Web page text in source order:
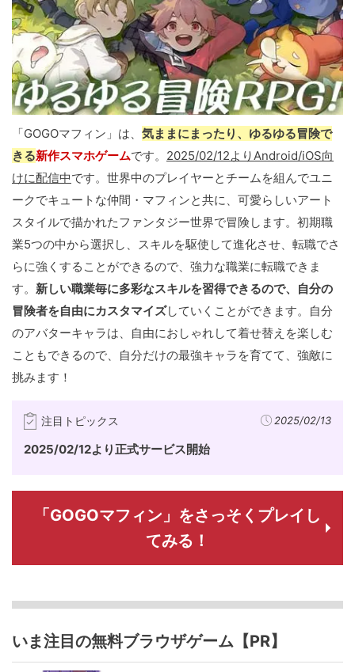
「GOGOマフィン」は、 気ままにまったり、ゆるゆる冒険で
きる新作スマホゲームです。 2025/02/12よりAndroid/iOS向
けに配信中です。世界中のプレイヤーとチームを組んでユニ
ークでキュートな仲間・マフィンと共に、可愛らしいアート
スタイルで描かれたファンタジー世界で冒険します。初期職
業5つの中から選択し、スキルを駆使して進化させ、転職でさ
らに強くすることができるので、強力な職業に転職できま
す。 新しい職業毎に多彩なスキルを習得できるので、自分の
冒険者を自由にカスタマイズしていくことができます。自分
のアバターキャラは、自由におしゃれして着せ替えを楽しむ
こともできるので、自分だけの最強キャラを育てて、強敵に
挑みます！
注目トピックス 2025/02/13
2025/02/12より正式サービス開始
「GOGOマフィン」をさっそくプレイし
てみる！
いま注目の無料ブラウザゲーム【PR】